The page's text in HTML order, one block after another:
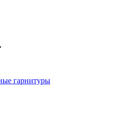
гарнитуры